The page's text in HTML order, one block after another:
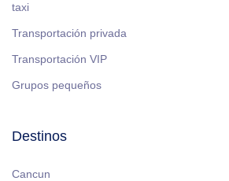
taxi
Transportación privada
Transportación VIP
Grupos pequeños
Destinos
Cancun